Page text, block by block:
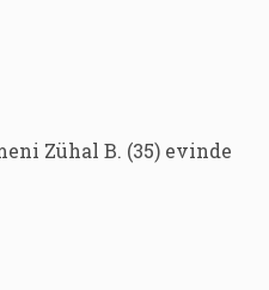
Zühal B. (35) evinde